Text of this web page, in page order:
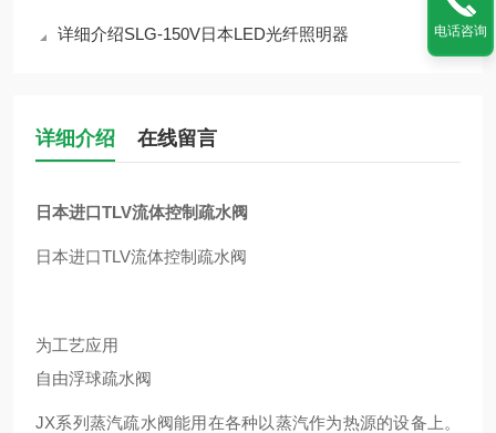
详细介绍SLG-150V日本LED光纤照明器
详细介绍 在线留言
日本进口TLV流体控制疏水阀
日本进口TLV流体控制疏水阀
为工艺应用
自由浮球疏水阀
JX系列蒸汽疏水阀能用在各种以蒸汽作为热源的设备上。
电话咨询